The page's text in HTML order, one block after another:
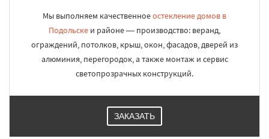
Мы выполняем качественноеостекление домов в
Подольске и районе — производство: веранд,
ограждений, потолков, крыш, окон, фасадов, дверей из
алюминия, перегородок, а также монтаж и сервис
светопрозрачных конструкций.
ЗАКАЗАТЬ